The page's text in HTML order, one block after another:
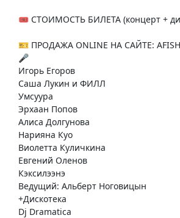
🎟️ СТОИМОСТЬ БИЛЕТА (концерт +
🎫 ПРОДАЖА ONLINE НА САЙТЕ:
🎤
Игорь Егоров
Саша Лукин и ФИЛЛ
Умсуура
Эрхаан Попов
Алиса Долгунова
Нарияна Куо
Виолетта Куличкина
Евгений Оленов
Кэксилээнэ
Ведущий: Альберт Ноговицын
+Дискотека
Dj Dramatica